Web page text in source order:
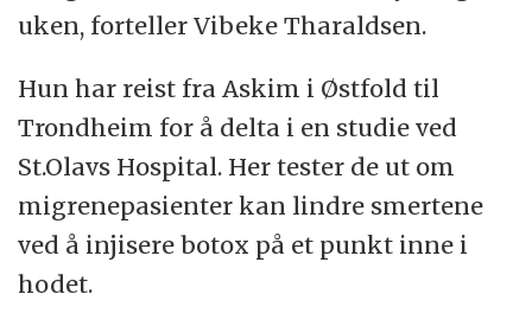
uken, forteller Vibeke Tharaldsen.
Hun har reist fra Askim i Østfold til
Trondheim for å delta i en studie ved
St.Olavs Hospital. Her tester de ut om
migrenepasienter kan lindre smertene
ved å injisere botox på et punkt inne i
hodet.